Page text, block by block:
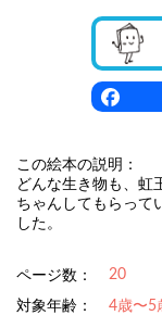
この絵本の説明：
どんな生き物も、虹
ちゃんしてもらって
した。
ページ数： 20
対象年齢：
4歳〜5